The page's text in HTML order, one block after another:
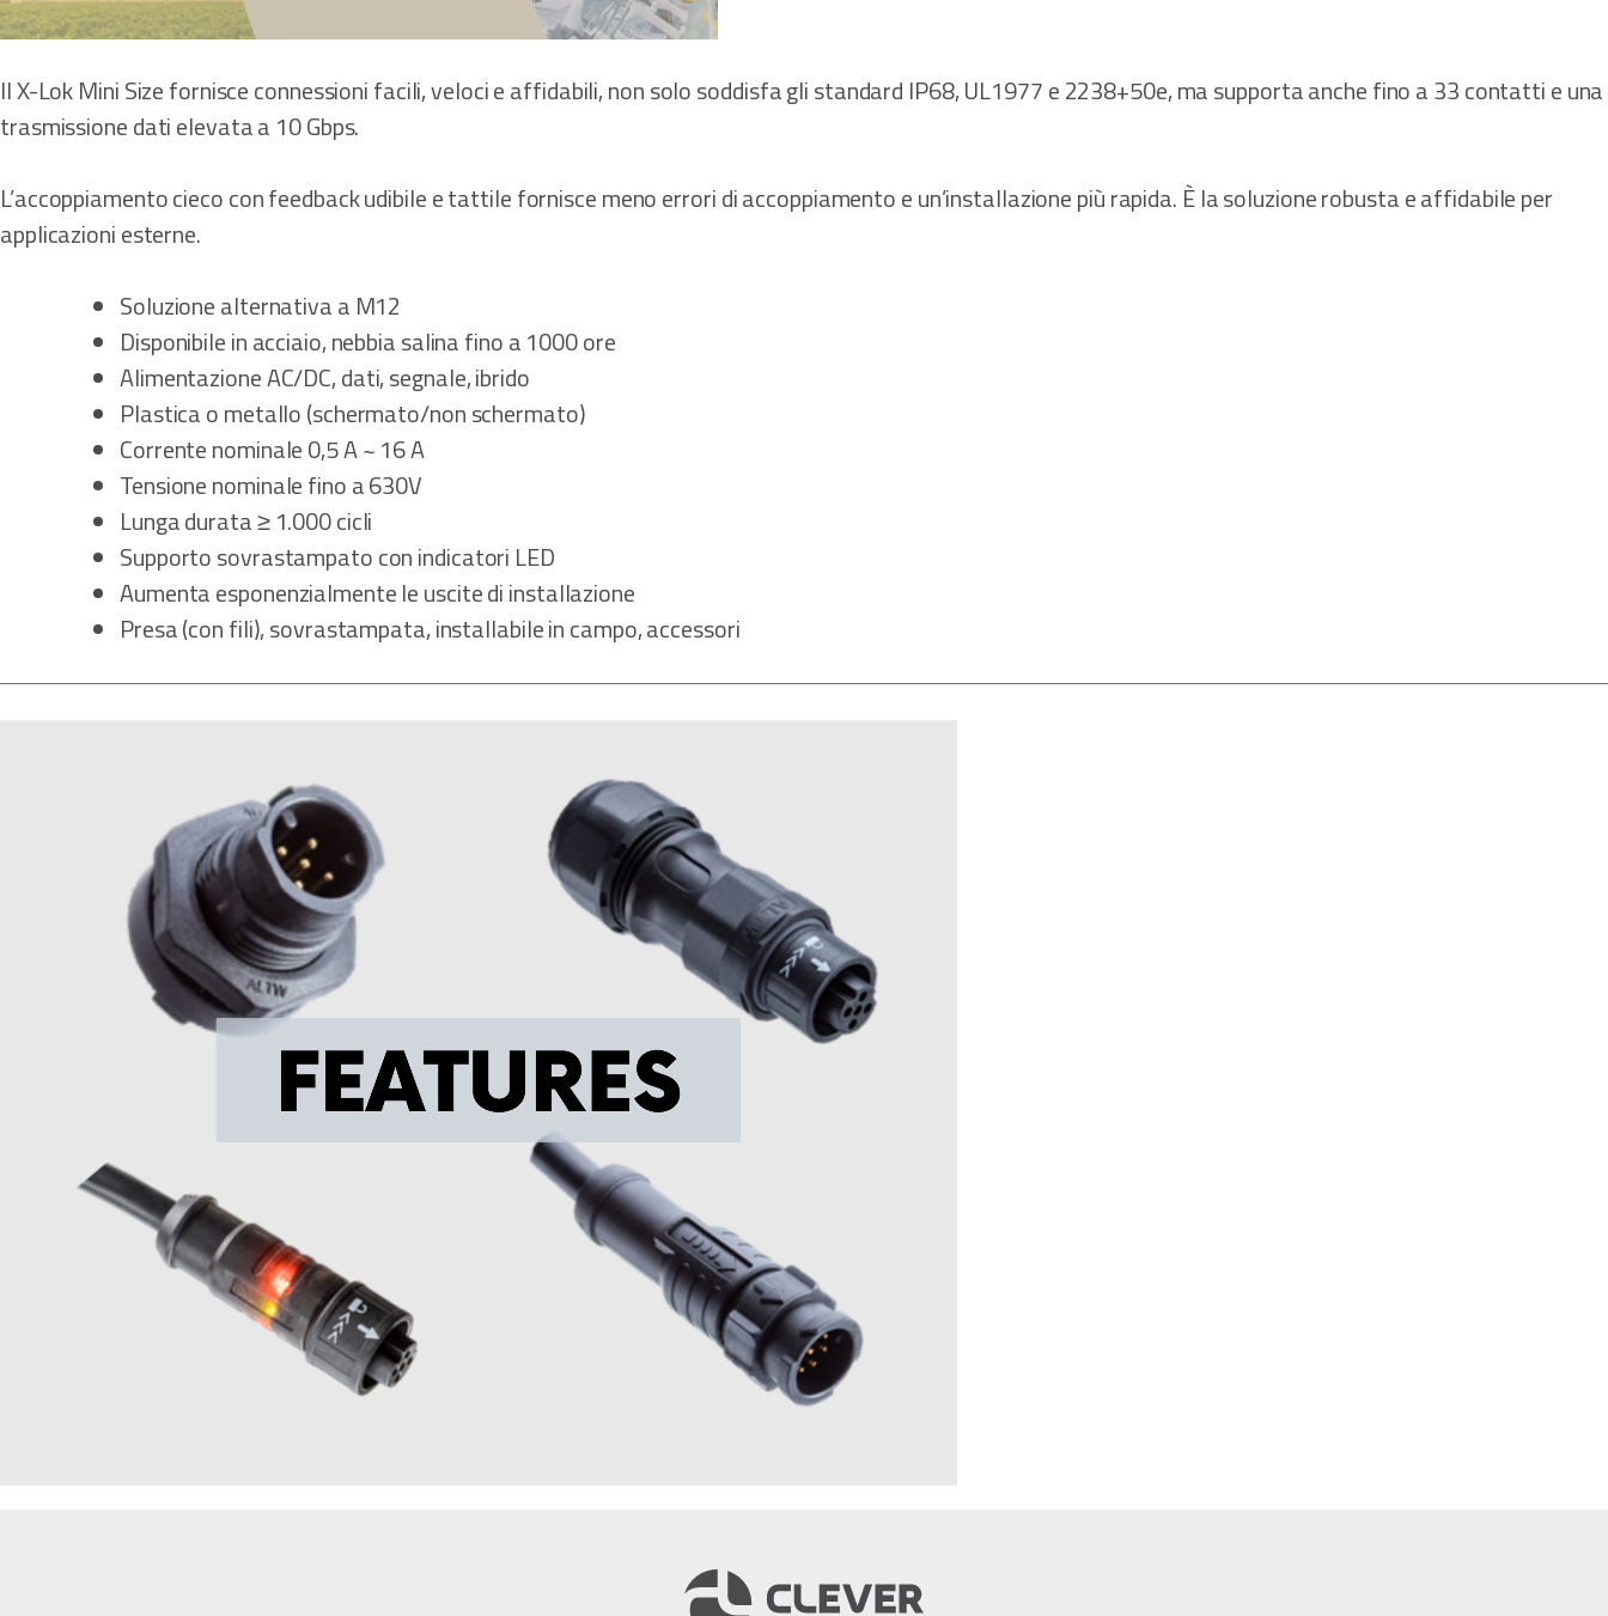
Il X-Lok Mini Size fornisce connessioni facili, veloci e affidabili, non solo soddisfa gli standard IP68, UL1977 e 2238+50e, ma supporta anche fino a 33 contatti e una
trasmissione dati elevata a 10 Gbps.
L’accoppiamento cieco con feedback udibile e tattile fornisce meno errori di accoppiamento e un’installazione più rapida. È la soluzione robusta e affidabile per
applicazioni esterne.
Soluzione alternativa a M12
Disponibile in acciaio, nebbia salina fino a 1000 ore
Alimentazione AC/DC, dati, segnale, ibrido
Plastica o metallo (schermato/non schermato)
Corrente nominale 0,5 A ~ 16 A
Tensione nominale fino a 630V
Lunga durata ≥ 1.000 cicli
Supporto sovrastampato con indicatori LED
Aumenta esponenzialmente le uscite di installazione
Presa (con fili), sovrastampata, installabile in campo, accessori